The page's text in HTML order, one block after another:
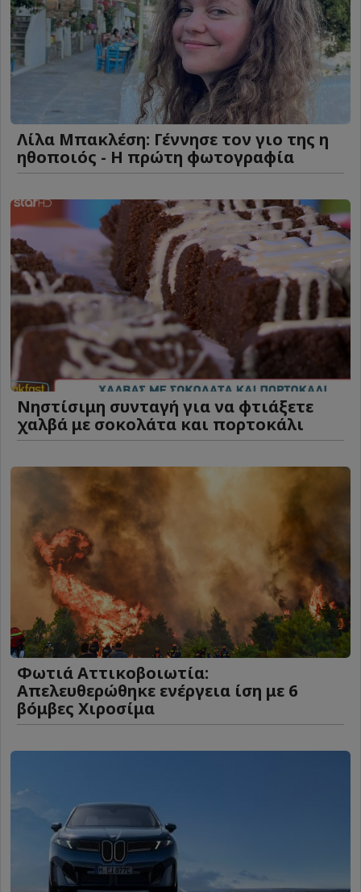
Λίλα Μπακλέση: Γέννησε τον γιο της η
ηθοποιός - Η πρώτη φωτογραφία
Νηστίσιμη συνταγή για να φτιάξετε
χαλβά με σοκολάτα και πορτοκάλι
Φωτιά Αττικοβοιωτία:
Απελευθερώθηκε ενέργεια ίση με 6
βόμβες Χιροσίμα